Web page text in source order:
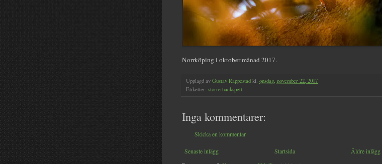
Norrköping i oktober månad 2017.
Upplagd av Gustav Rappestad kl. onsdag, november 22, 2017
Etiketter: större hackspett
Inga kommentarer:
Skicka en kommentar
Senaste inlägg Äldre inlägg
Startsida